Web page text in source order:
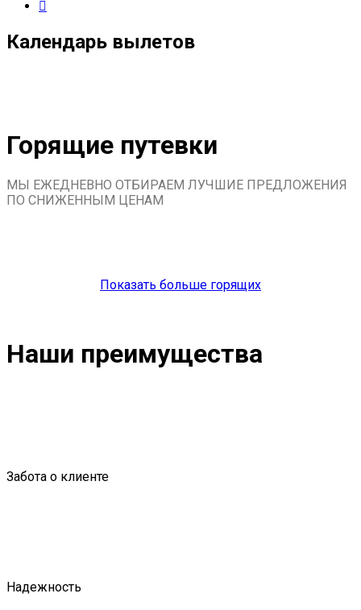
Календарь вылетов
Горящие путевки
МЫ ЕЖЕДНЕВНО ОТБИРАЕМ ЛУЧШИЕ ПРЕДЛОЖЕНИЯ
ПО СНИЖЕННЫМ ЦЕНАМ
Показать больше горящих
Наши преимущества
Забота о клиенте
Надежность